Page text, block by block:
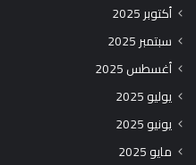
أكتوبر 2025
سبتمبر 2025
أغسطس 2025
يوليو 2025
يونيو 2025
مايو 2025